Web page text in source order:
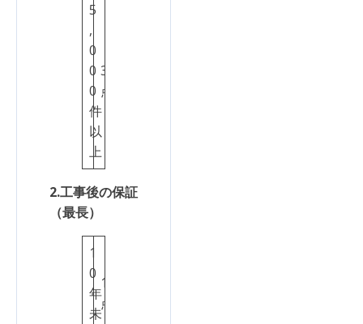
5
,
0
0
0
件
以
上
3
点
2.工事後の保証
（最長）
1
0
年
未
1
点